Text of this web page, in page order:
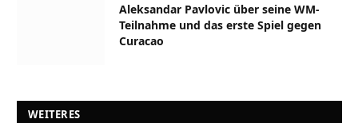
Aleksandar Pavlovic über seine WM-
Teilnahme und das erste Spiel gegen
Curacao
WEITERES